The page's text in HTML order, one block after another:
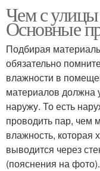
Чем с
Основные
Подбирая
обязательно
влажности в
материалов
наружу. То есть
проводить пар, чем
влажность, которая
выводится через
(пояснения на фото).